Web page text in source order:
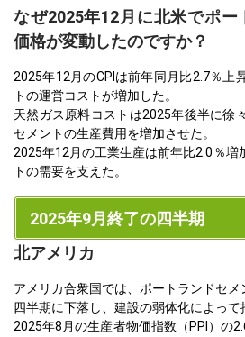
なぜ2025年12月に北米でポー
価格が変動したのですか？
2025年12月のCPIは前年同月比2.7％上
トの運営コストが増加した。
天然ガス原料コストは2025年後半に徐
セメントの生産費用を増加させた。
2025年12月の工業生産は前年比2.0％増
トの需要を支えた。
2025年9月終了の四半期
北アメリカ
アメリカ合衆国では、ポートランドセ
四半期に下落し、建設の弱体化によって
2025年8月の生産者物価指数（PPI）の